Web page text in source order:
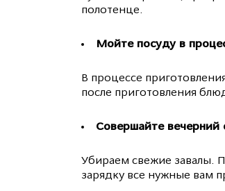
полотенце.
Мойте посуду в
В процессе
после приготовления
Совершайте вечерний
Убираем свежие завалы.
зарядку все нужные вам